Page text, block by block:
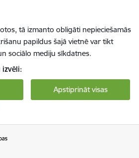
tā izmanto obligāti nepieciešamās
papildus šajā vietnē var tikt
sociālo mediju sīkdatnes.
izvēli:
Apstiprināt visas